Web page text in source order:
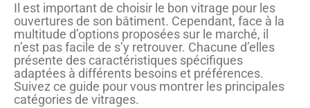
Il est important de choisir le bon vitrage pour les
ouvertures de son bâtiment. Cependant, face à la
multitude d’options proposées sur le marché, il
n’est pas facile de s’y retrouver. Chacune d’elles
présente des caractéristiques spécifiques
adaptées à différents besoins et préférences.
Suivez ce guide pour vous montrer les principales
catégories de vitrages.